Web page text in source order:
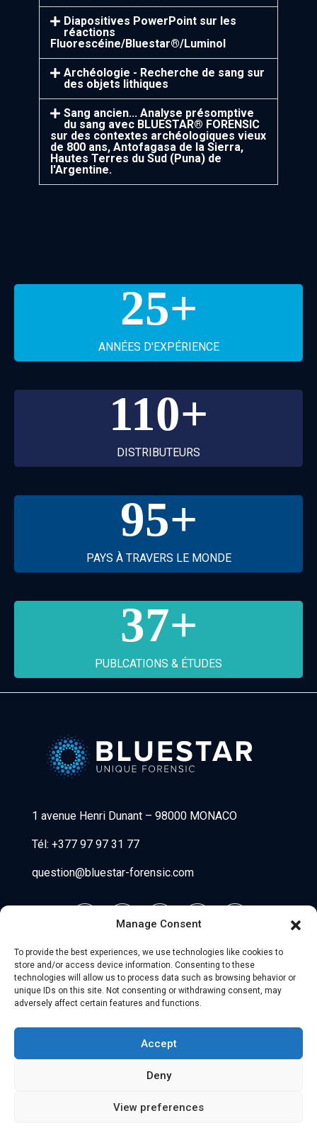
Manage Consent
To provide the best experiences, we use technologies like cookies to
store and/or access device information. Consenting to these
technologies will allow us to process data such as browsing behavior or
unique IDs on this site. Not consenting or withdrawing consent, may
adversely affect certain features and functions.
Accept
Deny
View preferences
Diapositives PowerPoint sur les
réactions
Fluorescéine/Bluestar®/Luminol
Archéologie - Recherche de sang sur
des objets lithiques
Sang ancien... Analyse présomptive
du sang avec BLUESTAR® FORENSIC
sur des contextes archéologiques vieux
de 800 ans, Antofagasa de la Sierra,
Hautes Terres du Sud (Puna) de
l'Argentine.
25+
ANNÉES D'EXPÉRIENCE
110+
DISTRIBUTEURS
95+
PAYS À TRAVERS LE MONDE
37+
PUBLCATIONS & ÉTUDES
1 avenue Henri Dunant – 98000 MONACO
Tél: +377 97 97 31 77
question@bluestar-forensic.com
Mentions légales